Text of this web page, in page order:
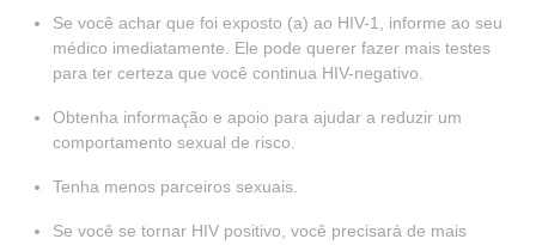
Se você achar que foi exposto (a) ao HIV-1, informe ao seu
médico imediatamente. Ele pode querer fazer mais testes
para ter certeza que você continua HIV-negativo.
Obtenha informação e apoio para ajudar a reduzir um
comportamento sexual de risco.
Tenha menos parceiros sexuais.
Se você se tornar HIV positivo, você precisará de mais